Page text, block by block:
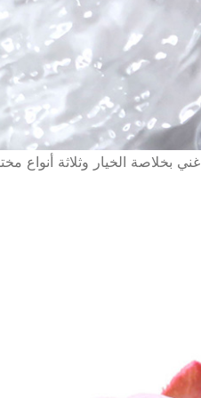
غني بخلاصة الخيار وثلاثة